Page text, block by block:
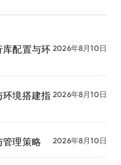
配置与环 2026年8月10日
境搭建指 2026年8月10日
理策略 2026年8月10日